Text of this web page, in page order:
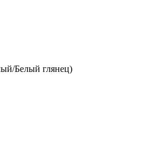
Белый глянец)